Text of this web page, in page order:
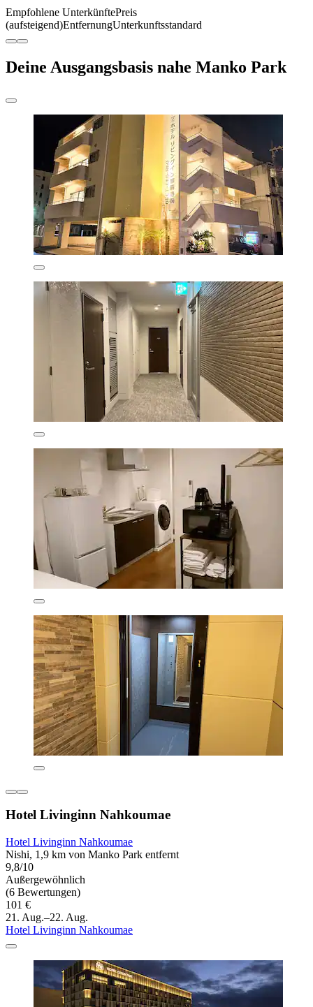
Empfohlene UnterkünftePreis
(aufsteigend)EntfernungUnterkunftsstandard
Deine Ausgangsbasis nahe Manko Park
Hotel Livinginn Nahkoumae
Hotel Livinginn Nahkoumae
Nishi, 1,9 km von Manko Park entfernt
9,8/10
Außergewöhnlich
(6 Bewertungen)
101 €
21. Aug.–22. Aug.
Hotel Livinginn Nahkoumae